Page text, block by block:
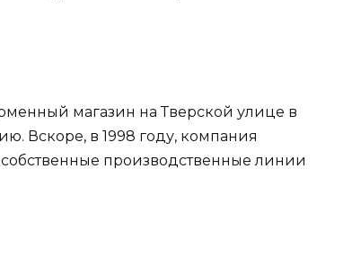
магазин на Тверской улице в
Вскоре, в 1998 году, компания
производственные линии